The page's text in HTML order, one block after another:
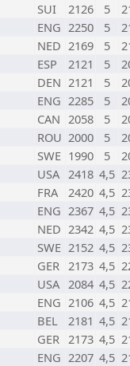
SUI 2126 5
ENG 2250 5
NED 2169 5
ESP 2121 5
DEN 2121 5
ENG 2285 5
CAN 2058 5
ROU 2000 5
SWE 1990 5
USA 2418 4,5
FRA 2420 4,5
ENG 2367 4,5
NED 2342 4,5
SWE 2152 4,5
GER 2173 4,5
USA 2084 4,5
ENG 2106 4,5
BEL 2181 4,5
GER 2173 4,5
ENG 2207 4,5